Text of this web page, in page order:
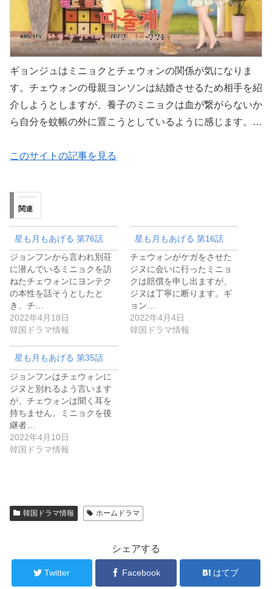
ギョンジュはミニョクとチェウォンの関係が気になりま
す。チェウォンの母親ヨンソンは結婚させるため相手を紹
介しようとしますが、養子のミニョクは血が繋がらないか
ら自分を蚊帳の外に置こうとしているように感じます。…
このサイトの記事を見る
関連
星も月もあげる 第76話
ジョンフンから言われ別荘
に潜んでいるミニョクを訪
ねたチェウォンにヨンテク
の本性を話そうとしたと
き、チ…
2022年4月18日
韓国ドラマ情報
星も月もあげる 第16話
チェウォンがケガをさせた
ジヌに会いに行ったミニョ
クは賠償を申し出ますが、
ジヌは丁寧に断ります。ギ
ョン…
2022年4月4日
韓国ドラマ情報
星も月もあげる 第35話
ジョンフンはチェウォンに
ジヌと別れるよう言います
が、チェウォンは聞く耳を
持ちません。ミニョクを後
継者…
2022年4月10日
韓国ドラマ情報
韓国ドラマ情報 ホームドラマ
シェアする
Twitter Facebook はてブ